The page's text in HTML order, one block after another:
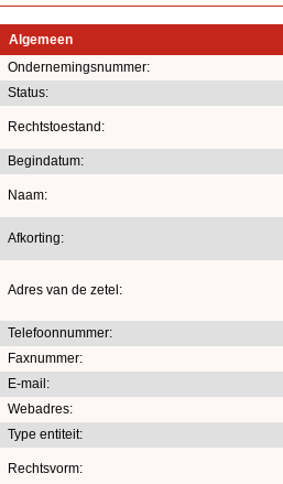
Algemeen
Ondernemingsnummer:
Status:
Rechtstoestand:
Begindatum:
Naam:
Afkorting:
Adres van de zetel:
Telefoonnummer:
Faxnummer:
E-mail:
Webadres:
Type entiteit:
Rechtsvorm: